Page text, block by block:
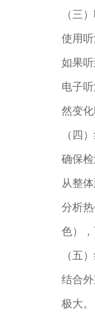
（三
使用
如果
电子
然变
（四
确保
从整
分析
色）
（五
结合
极大。​